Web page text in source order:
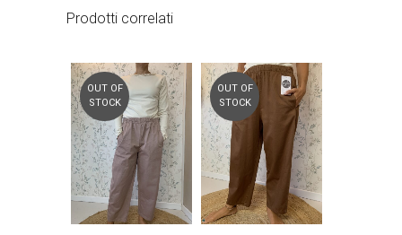
Prodotti correlati
OUT OF
STOCK
OUT OF
STOCK